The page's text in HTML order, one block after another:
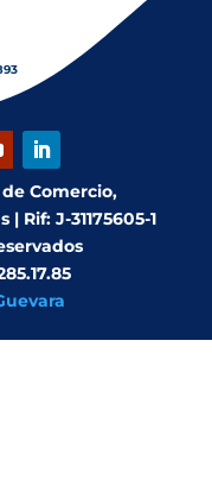
Comercio,
Rif: J-31175605-1